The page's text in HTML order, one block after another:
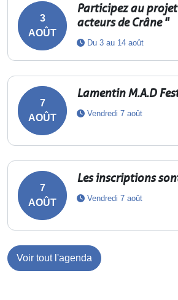
3
AOÛT
Participez au projet
acteurs de Crâne "
Du 3 au 14 août
7
AOÛT
Lamentin M.A.D
Vendredi 7 août
7
AOÛT
Les inscriptions
Vendredi 7 août
Voir tout l'agenda